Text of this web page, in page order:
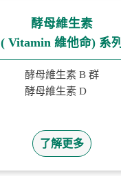
酵母維生素
( Vitamin 維他命) 系列
酵母維生素 B 群
酵母維生素 D
了解更多